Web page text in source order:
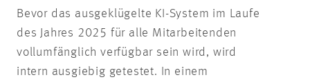
Bevor das ausgeklügelte KI-System im Laufe
des Jahres 2025 für alle Mitarbeitenden
vollumfänglich verfügbar sein wird, wird
intern ausgiebig getestet. In einem